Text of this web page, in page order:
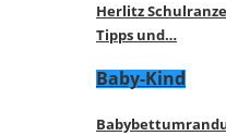
Herlitz
Tipps und…
Baby-Kind